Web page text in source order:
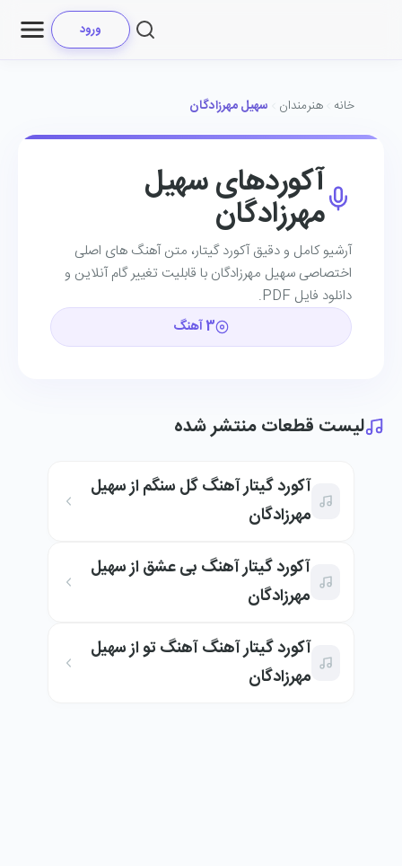
ورود
خانه هنرمندان سهیل مهرزادگان
آکوردهای سهیل
مهرزادگان
آرشیو کامل و دقیق آکورد گیتار، متن آهنگ ‌های اصلی
اختصاصی سهیل مهرزادگان با قابلیت تغییر گام آنلاین و
دانلود فایل PDF.
3 آهنگ
لیست قطعات منتشر شده
آکورد گیتار آهنگ گل سنگم از سهیل
مهرزادگان
آکورد گیتار آهنگ بی عشق از سهیل
مهرزادگان
آکورد گیتار آهنگ آهنگ تو از سهیل
مهرزادگان